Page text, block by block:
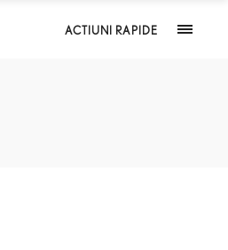
ACTIUNI RAPIDE